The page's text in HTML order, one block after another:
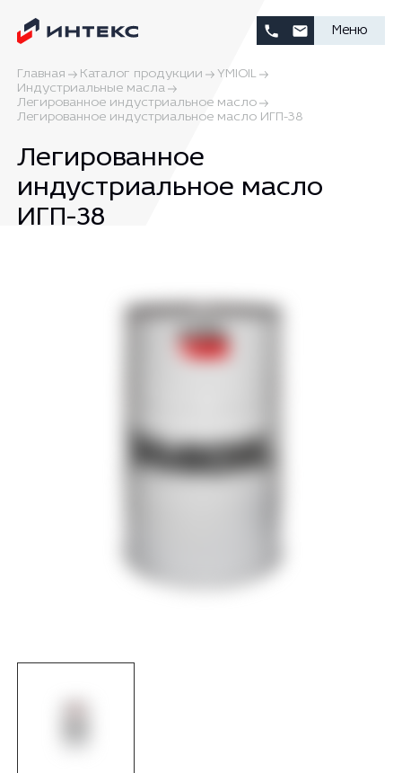
Меню
Главная Каталог продукции
YMIOIL
Индустриальные масла
Легированное индустриальное масло
Легированное индустриальное масло ИГП-38
Легированное
индустриальное масло
ИГП-38